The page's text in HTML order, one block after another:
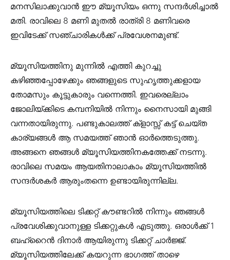
മനസിലാക്കുവാൻ ഈ മ്യൂസിയം ഒന്നു സന്ദർശിച്ചാൽ
മതി. രാവിലെ 8 മണി മുതൽ രാത്രി 8 മണിവരെ
ഇവിടേക്ക് സഞ്ചാരികൾക്ക് പ്രവേശനമുണ്ട്.
മ്യൂസിയത്തിനു മുന്നിൽ എത്തി കുറച്ചു
കഴിഞ്ഞപ്പോഴേക്കും ഞങ്ങളുടെ സുഹൃത്തുക്കളായ
തോമസും കൂട്ടുകാരും വന്നെത്തി. ഇവരെല്ലാം
ജോലിയ്ക്കിടെ കമ്പനിയിൽ നിന്നും നൈസായി മുങ്ങി
വന്നതായിരുന്നു. പണ്ടുകാലത്ത് ക്‌ളാസ്സ് കട്ട് ചെയ്ത
കാര്യങ്ങൾ ആ സമയത്ത് ഞാൻ ഓർത്തെടുത്തു.
അങ്ങനെ ഞങ്ങൾ മ്യൂസിയത്തിനകത്തേക്ക് നടന്നു.
രാവിലെ സമയം ആയതിനാലാകാം മ്യൂസിയത്തിൽ
സന്ദർശകർ ആരുംതന്നെ ഉണ്ടായിരുന്നില്ല.
മ്യൂസിയത്തിലെ ടിക്കറ്റ് കൗണ്ടറിൽ നിന്നും ഞങ്ങൾ
പ്രവേശിക്കുവാനുള്ള ടിക്കറ്റുകൾ എടുത്തു. ഒരാൾക്ക് 1
ബഹ്‌റൈൻ ദിനാർ ആയിരുന്നു ടിക്കറ്റ് ചാർജ്ജ്.
മ്യൂസിയത്തിലേക്ക് കയറുന്ന ഭാഗത്ത് താഴെ